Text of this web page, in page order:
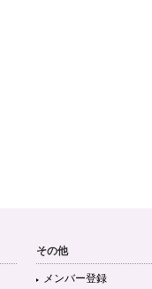
その他
メンバー登録